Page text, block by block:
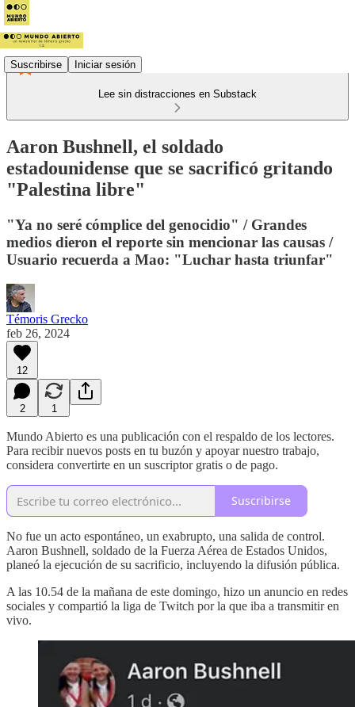
Suscribirse Iniciar sesión
Lee sin distracciones en Substack
Aaron Bushnell, el soldado
estadounidense que se sacrificó gritando
"Palestina libre"
"Ya no seré cómplice del genocidio" / Grandes
medios dieron el reporte sin mencionar las causas /
Usuario recuerda a Mao: "Luchar hasta triunfar"
Témoris Grecko
feb 26, 2024
12
2 1
Mundo Abierto es una publicación con el respaldo de los lectores.
Para recibir nuevos posts en tu buzón y apoyar nuestro trabajo,
considera convertirte en un suscriptor gratis o de pago.
Suscribirse
No fue un acto espontáneo, un exabrupto, una salida de control.
Aaron Bushnell, soldado de la Fuerza Aérea de Estados Unidos,
planeó la ejecución de su sacrificio, incluyendo la difusión pública.
A las 10.54 de la mañana de este domingo, hizo un anuncio en redes
sociales y compartió la liga de Twitch por la que iba a transmitir en
vivo.